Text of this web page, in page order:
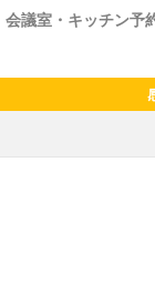
会議室・キッチン予
感染